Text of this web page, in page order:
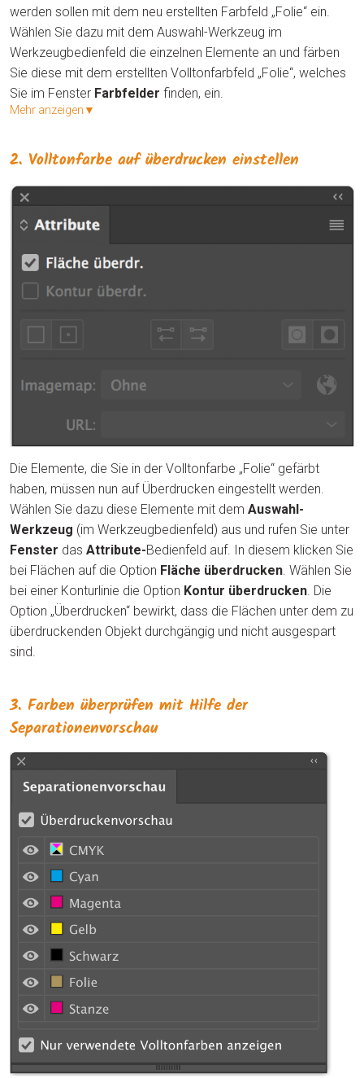
werden sollen mit dem neu erstellten Farbfeld „Folie“ ein.
Wählen Sie dazu mit dem Auswahl-Werkzeug im
Werkzeugbedienfeld die einzelnen Elemente an und färben
Sie diese mit dem erstellten Volltonfarbfeld „Folie“, welches
Sie im Fenster Farbfelder finden, ein.
Mehr anzeigen▼
2. Volltonfarbe auf überdrucken einstellen
Die Elemente, die Sie in der Volltonfarbe „Folie“ gefärbt
haben, müssen nun auf Überdrucken eingestellt werden.
Wählen Sie dazu diese Elemente mit dem Auswahl-
Werkzeug (im Werkzeugbedienfeld) aus und rufen Sie unter
Fenster das Attribute-Bedienfeld auf. In diesem klicken Sie
bei Flächen auf die Option Fläche überdrucken. Wählen Sie
bei einer Konturlinie die Option Kontur überdrucken. Die
Option „Überdrucken“ bewirkt, dass die Flächen unter dem zu
überdruckenden Objekt durchgängig und nicht ausgespart
sind.
3. Farben überprüfen mit Hilfe der
Separationenvorschau